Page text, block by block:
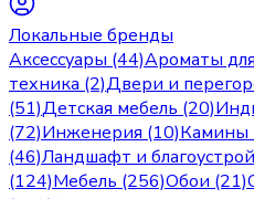
Локальные бренды
Аксессуары (44)Ароматы
техника (2)Двери и
(51)Детская мебель (20)
(72)Инженерия (10)Камины
(46)Ландшафт и
(124)Мебель (256)Обои (21)